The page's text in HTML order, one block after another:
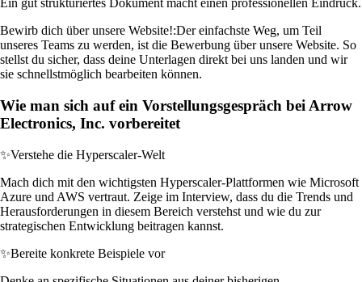
Ein gut strukturiertes Dokument macht einen professionellen Eindruck.
Bewirb dich über unsere Website!:Der einfachste Weg, um Teil
unseres Teams zu werden, ist die Bewerbung über unsere Website. So
stellst du sicher, dass deine Unterlagen direkt bei uns landen und wir
sie schnellstmöglich bearbeiten können.
Wie man sich auf ein Vorstellungsgespräch bei Arrow
Electronics, Inc. vorbereitet
✨Verstehe die Hyperscaler-Welt
Mach dich mit den wichtigsten Hyperscaler-Plattformen wie Microsoft
Azure und AWS vertraut. Zeige im Interview, dass du die Trends und
Herausforderungen in diesem Bereich verstehst und wie du zur
strategischen Entwicklung beitragen kannst.
✨Bereite konkrete Beispiele vor